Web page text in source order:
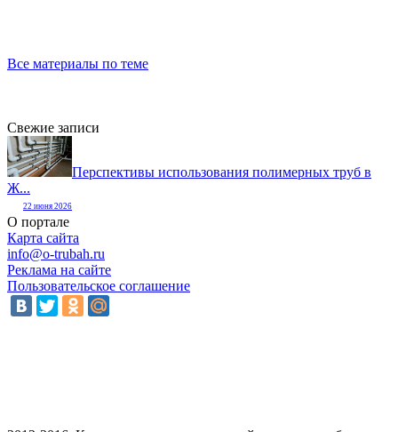
Все материалы по теме
Свежие записи
Перспективы использования полимерных труб в
Ж...
22 июня 2026
О портале
Карта сайта
info@o-trubah.ru
Реклама на сайте
Пользовательское соглашение